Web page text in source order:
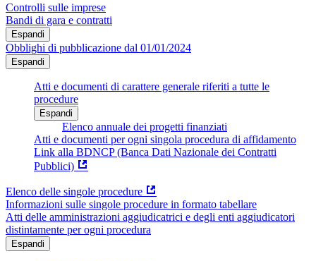
Controlli sulle imprese
Bandi di gara e contratti
Espandi
Obblighi di pubblicazione dal 01/01/2024
Espandi
Atti e documenti di carattere generale riferiti a tutte le
procedure
Espandi
Elenco annuale dei progetti finanziati
Atti e documenti per ogni singola procedura di affidamento
Link alla BDNCP (Banca Dati Nazionale dei Contratti
Pubblici)
Elenco delle singole procedure
Informazioni sulle singole procedure in formato tabellare
Atti delle amministrazioni aggiudicatrici e degli enti aggiudicatori
distintamente per ogni procedura
Espandi